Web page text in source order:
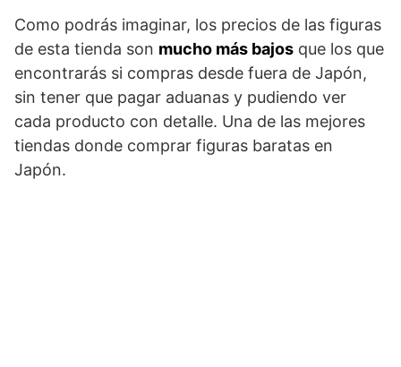
Como podrás imaginar, los precios de las figuras
de esta tienda son mucho más bajos que los que
encontrarás si compras desde fuera de Japón,
sin tener que pagar aduanas y pudiendo ver
cada producto con detalle. Una de las mejores
tiendas donde comprar figuras baratas en
Japón.